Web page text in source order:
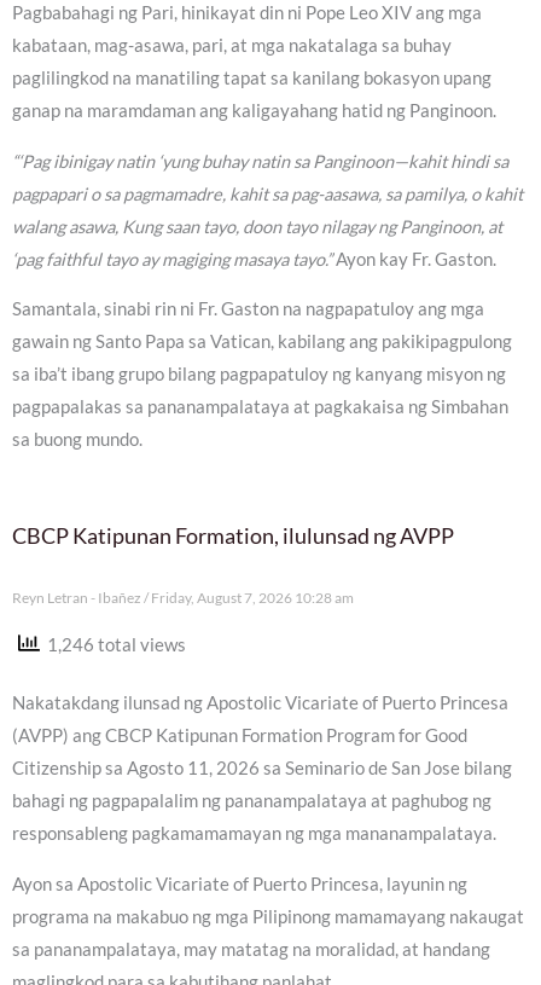
Pagbabahagi ng Pari, hinikayat din ni Pope Leo XIV ang mga
kabataan, mag-asawa, pari, at mga nakatalaga sa buhay
paglilingkod na manatiling tapat sa kanilang bokasyon upang
ganap na maramdaman ang kaligayahang hatid ng Panginoon.
“‘Pag ibinigay natin ‘yung buhay natin sa Panginoon—kahit hindi sa
pagpapari o sa pagmamadre, kahit sa pag-aasawa, sa pamilya, o kahit
walang asawa, Kung saan tayo, doon tayo nilagay ng Panginoon, at
‘pag faithful tayo ay magiging masaya tayo.”Ayon kay Fr. Gaston.
Samantala, sinabi rin ni Fr. Gaston na nagpapatuloy ang mga
gawain ng Santo Papa sa Vatican, kabilang ang pakikipagpulong
sa iba’t ibang grupo bilang pagpapatuloy ng kanyang misyon ng
pagpapalakas sa pananampalataya at pagkakaisa ng Simbahan
sa buong mundo.
CBCP Katipunan Formation, ilulunsad ng AVPP
Reyn Letran - Ibañez Friday, August 7, 2026 10:28 am
1,246 total views
Nakatakdang ilunsad ng Apostolic Vicariate of Puerto Princesa
(AVPP) ang CBCP Katipunan Formation Program for Good
Citizenship sa Agosto 11, 2026 sa Seminario de San Jose bilang
bahagi ng pagpapalalim ng pananampalataya at paghubog ng
responsableng pagkamamamayan ng mga mananampalataya.
Ayon sa Apostolic Vicariate of Puerto Princesa, layunin ng
programa na makabuo ng mga Pilipinong mamamayang nakaugat
sa pananampalataya, may matatag na moralidad, at handang